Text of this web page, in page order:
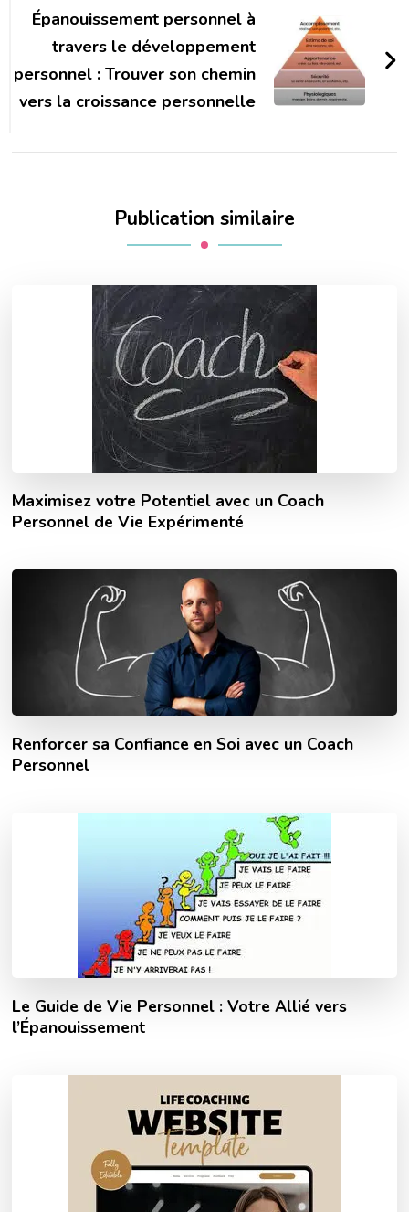
Épanouissement personnel à
travers le développement
personnel : Trouver son chemin
vers la croissance personnelle
Publication similaire
Maximisez votre Potentiel avec un Coach
Personnel de Vie Expérimenté
Renforcer sa Confiance en Soi avec un Coach
Personnel
Le Guide de Vie Personnel : Votre Allié vers
l’Épanouissement